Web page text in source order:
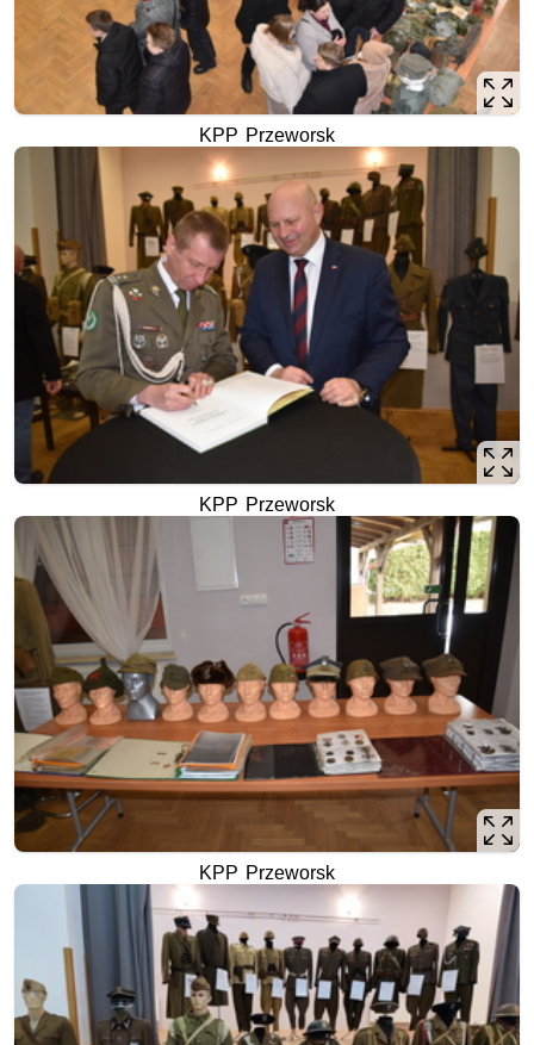
KPP Przeworsk
KPP Przeworsk
KPP Przeworsk